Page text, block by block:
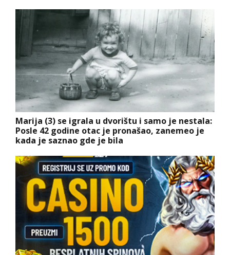
Marija (3) se igrala u dvorištu i samo je nestala:
Posle 42 godine otac je pronašao, zanemeo je
kada je saznao gde je bila